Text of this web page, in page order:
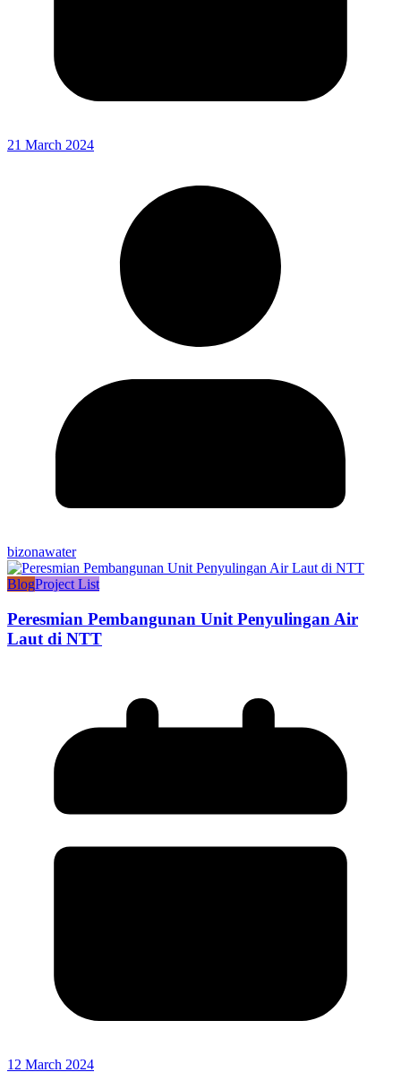
21 March 2024
bizonawater
BlogProject List
Peresmian Pembangunan Unit Penyulingan Air
Laut di NTT
12 March 2024